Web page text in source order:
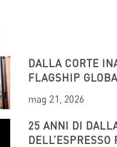
DALLA CORTE
FLAGSHIP
mag 21, 2026
25 ANNI DI